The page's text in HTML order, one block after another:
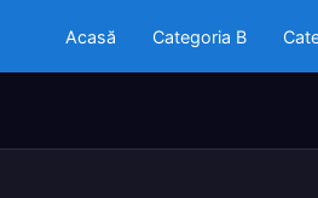
Acasă Categoria B